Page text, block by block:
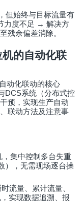
但始终与目标流量有
力度不足 → 解决方
残余偏差消除。
的自动化联
动化联动的核心
DCS系统（分布式控
预，实现生产自动
联动方法及注意事
，集中控制多台失重
），无需现场逐台操
流量、累计流量、
实现数据追溯、报